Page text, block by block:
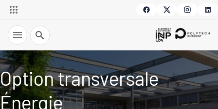
Recherche
Option transversale
Énergie